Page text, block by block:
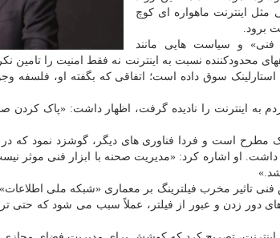
اینترنت ماهواره ای کوچ
برود.
فنی» و سیاست هایی مانند
محدودکننده نسبت به اینترنت نه فقط امنیت را تامین
استارلینک سوق داده است؛ اتفاقی که بگفته او،
به اینترنت را نادیده گرفت، اظهار داشت: «پاک
مطرح است و فردا فناوری های دیگر، گوشزد نمود که
تاثیر مخرب فیلترینگ بر معماری «شبکه ملی اطلاعات»
های دور زدن و عبور از فیلتر، عملاً سبب می شود که